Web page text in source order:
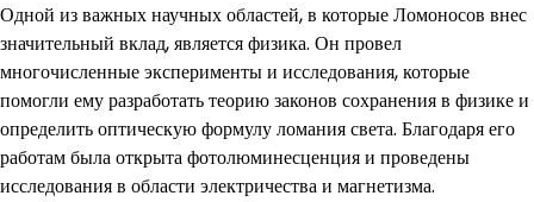
Одной из важных научных областей, в которые Ломоносов внес
значительный вклад, является физика. Он провел
многочисленные эксперименты и исследования, которые
помогли ему разработать теорию законов сохранения в физике и
определить оптическую формулу ломания света. Благодаря его
работам была открыта фотолюминесценция и проведены
исследования в области электричества и магнетизма.